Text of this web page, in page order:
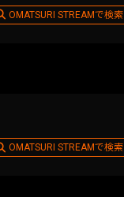
OMATSURI STREAMで検索
OMATSURI STREAMで検索